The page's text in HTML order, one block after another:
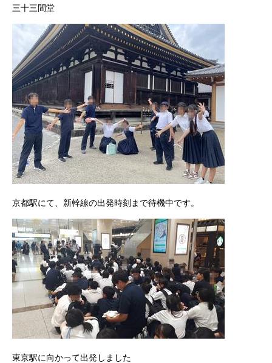
三十三間堂
京都駅にて、新幹線の出発時刻まで待機中です。
東京駅に向かって出発しました